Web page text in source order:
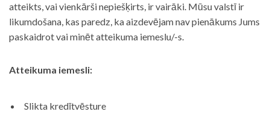
atteikts, vai vienkārši nepiešķirts, ir vairāki. Mūsu valstī ir
likumdošana, kas paredz, ka aizdevējam nav pienākums Jums
paskaidrot vai minēt atteikuma iemeslu/-s.
Atteikuma iemesli:
Slikta kredītvēsture